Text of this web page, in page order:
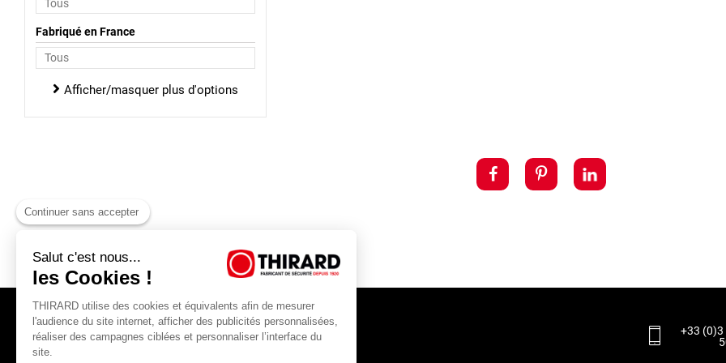
Fabriqué en France
Afficher/masquer plus d'options
+33 (0)3
Continuer sans accepter
Salut c'est nous...
les Cookies !
THIRARD utilise des cookies et équivalents afin de mesurer
l'audience du site internet, afficher des publicités personnalisées,
réaliser des campagnes ciblées et personnaliser l’interface du
site.